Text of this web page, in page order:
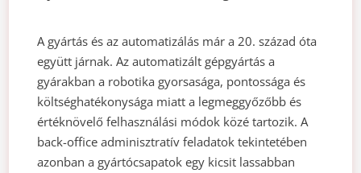
A gyártás és az automatizálás már a 20. század óta
együtt járnak. Az automatizált gépgyártás a
gyárakban a robotika gyorsasága, pontossága és
költséghatékonysága miatt a legmeggyőzőbb és
értéknövelő felhasználási módok közé tartozik. A
back-office adminisztratív feladatok tekintetében
azonban a gyártócsapatok egy kicsit lassabban